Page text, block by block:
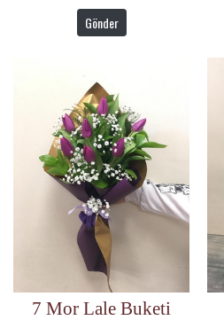
Gönder
7 Mor Lale Buketi